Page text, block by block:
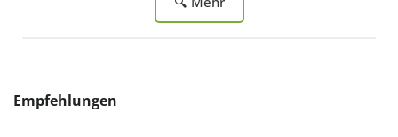
Produktgalerie überspringen
Empfehlungen